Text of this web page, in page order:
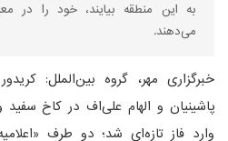
به این منطقه بیایند، خود را در
می‌دهند.
خبرگزاری مهر، گروه بین‌الملل:
پاشینیان و الهام علی‌اف در کاخ
وارد فاز تازه‌ای شد؛ دو طرف